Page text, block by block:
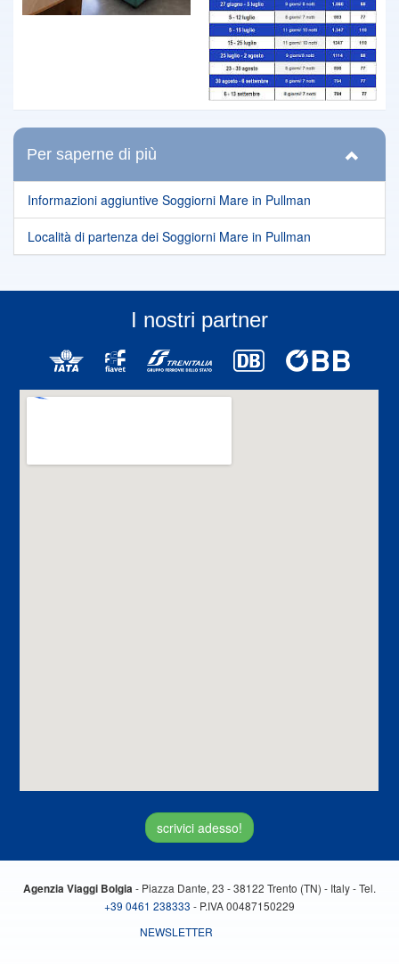
Per saperne di più
Informazioni aggiuntive Soggiorni Mare in Pullman
Località di partenza dei Soggiorni Mare in Pullman
I nostri partner
scrivici adesso!
Agenzia Viaggi Bolgia - Piazza Dante, 23 - 38122 Trento (TN) - Italy - Tel.
+39 0461 238333 - P.IVA 00487150229
NEWSLETTER